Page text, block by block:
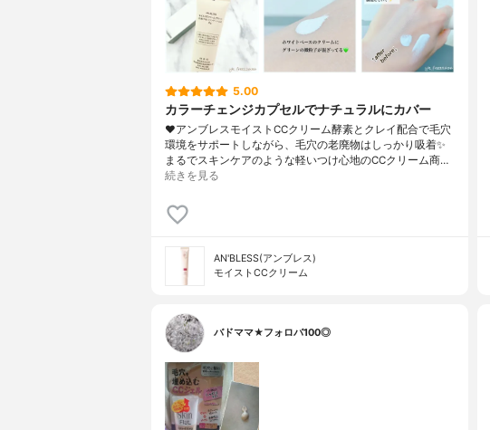
5.00
カラーチェンジカプセルでナチュラルにカバー
❤︎アンブレスモイストCCクリーム酵素とクレイ配合で毛穴
環境をサポートしながら、毛穴の老廃物はしっかり吸着✨
まるでスキンケアのような軽いつけ心地のCCクリーム商…
続きを見る
AN'BLESS(アンブレス)
モイストCCクリーム
バドママ★フォロバ100◎